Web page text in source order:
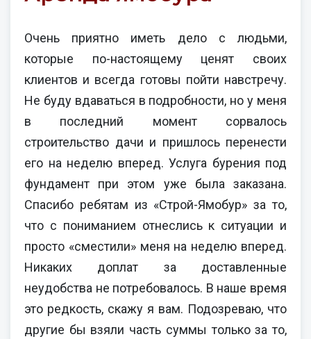
Очень приятно иметь дело с людьми,
которые по-настоящему ценят своих
клиентов и всегда готовы пойти навстречу.
Не буду вдаваться в подробности, но у меня
в последний момент сорвалось
строительство дачи и пришлось перенести
его на неделю вперед. Услуга бурения под
фундамент при этом уже была заказана.
Спасибо ребятам из «Строй-Ямобур» за то,
что с пониманием отнеслись к ситуации и
просто «сместили» меня на неделю вперед.
Никаких доплат за доставленные
неудобства не потребовалось. В наше время
это редкость, скажу я вам. Подозреваю, что
другие бы взяли часть суммы только за то,